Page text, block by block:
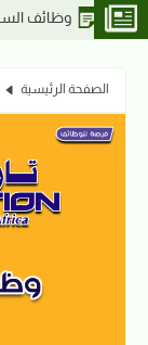
الصفحة الرئيسية